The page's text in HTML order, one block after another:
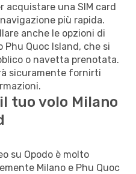
acquistare una SIM card
più rapida.
anche le opzioni di
Quoc Island, che si
o navetta prenotata.
sicuramente fornirti
tuo volo Milano
su Opodo è molto
Milano e Phu Quoc